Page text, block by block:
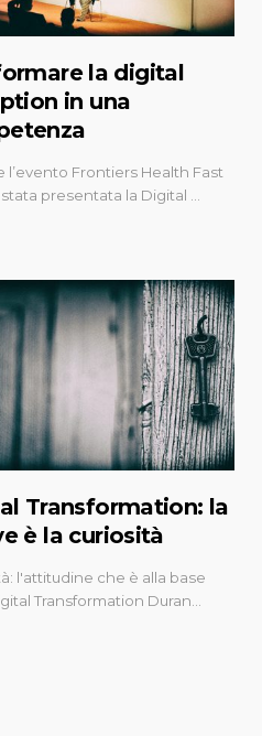
la digital
in una
l’evento Frontiers Health Fast
presentata la Digital …
Transformation: la
è la curiosità
l'attitudine che è alla base
Transformation Duran…